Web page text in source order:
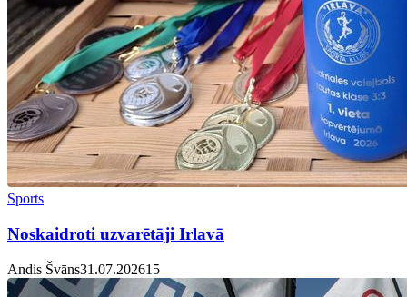
Sports
Noskaidroti uzvarētāji Irlavā
Andis Švāns31.07.20261 5